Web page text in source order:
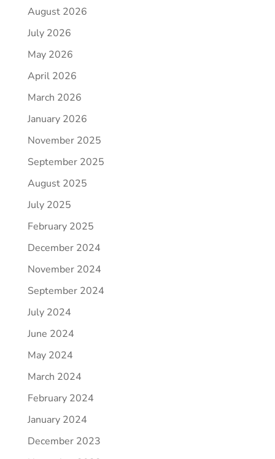
August 2026
July 2026
May 2026
April 2026
March 2026
January 2026
November 2025
September 2025
August 2025
July 2025
February 2025
December 2024
November 2024
September 2024
July 2024
June 2024
May 2024
March 2024
February 2024
January 2024
December 2023